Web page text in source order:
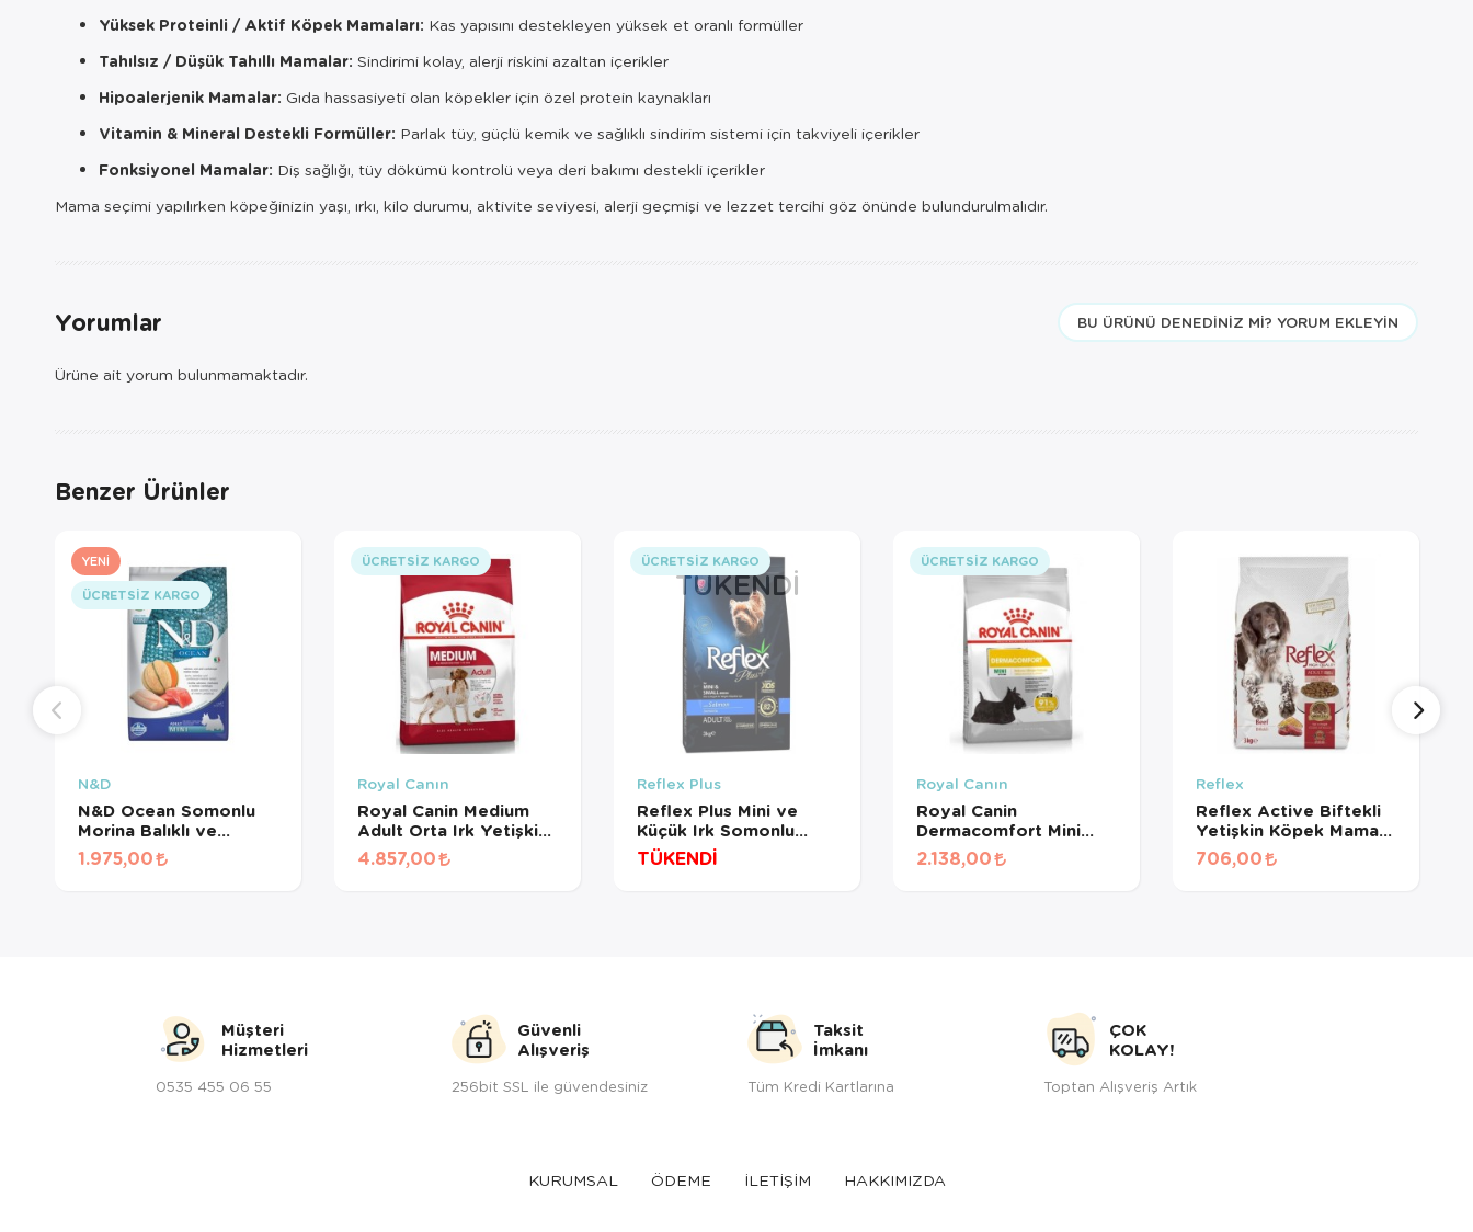
Yüksek Proteinli / Aktif Köpek Mamaları: Kas yapısını destekleyen yüksek et oranlı formüller
Tahılsız / Düşük Tahıllı Mamalar: Sindirimi kolay, alerji riskini azaltan içerikler
Hipoalerjenik Mamalar: Gıda hassasiyeti olan köpekler için özel protein kaynakları
Vitamin & Mineral Destekli Formüller: Parlak tüy, güçlü kemik ve sağlıklı sindirim sistemi için takviyeli içerikler
Fonksiyonel Mamalar: Diş sağlığı, tüy dökümü kontrolü veya deri bakımı destekli içerikler
Mama seçimi yapılırken köpeğinizin yaşı, ırkı, kilo durumu, aktivite seviyesi, alerji geçmişi ve lezzet tercihi göz önünde bulundurulmalıdır.
Yorumlar BU ÜRÜNÜ DENEDINIZ MI? YORUM EKLEYIN
Ürüne ait yorum bulunmamaktadır.
Benzer Ürünler
YENI
ÜCRETSIZ KARGO
N&D
N&D Ocean Somonlu
Morina Balıklı ve
Kavunlu Tahılsız Mini Irk
Yetişkin Köpek Maması
1.975,00
ÜCRETSIZ KARGO
Royal Canın
Royal Canin Medium
Adult Orta Irk Yetişkin
Köpek Maması 15 Kg
4.857,00
TÜKENDI
ÜCRETSIZ KARGO
Reflex Plus
Reflex Plus Mini ve
Küçük Irk Somonlu
Yetişkin Köpek Maması
3kg
TÜKENDİ
ÜCRETSIZ KARGO
Royal Canın
Royal Canin
Dermacomfort Mini
Yetişkin Köpek Maması
3 Kg
2.138,00
Reflex
Reflex Active Biftekli
Yetişkin Köpek Maması
3 Kg
706,00
Müşteri
Hizmetleri
0535 455 06 55
Güvenli
Alışveriş
256bit SSL ile güvendesiniz
Taksit
İmkanı
Tüm Kredi Kartlarına
ÇOK
KOLAY!
Toptan Alışveriş Artık
KURUMSAL ÖDEME İLETİŞİM HAKKIMIZDA